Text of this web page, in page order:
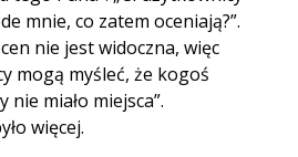
mnie, co zatem oceniają?”.
nie jest widoczna, więc
mogą myśleć, że kogoś
nie miało miejsca”.
więcej.